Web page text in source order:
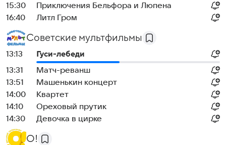
15:30
Приключения Бельфора и Люпена
16:40
Литл Гром
Советские мультфильмы
13:13
Гуси-лебеди
13:31
Матч-реванш
13:51
Мaшенькин кoнцерт
14:00
Квартет
14:10
Ореховый прутик
14:30
Девочка в цирке
О!